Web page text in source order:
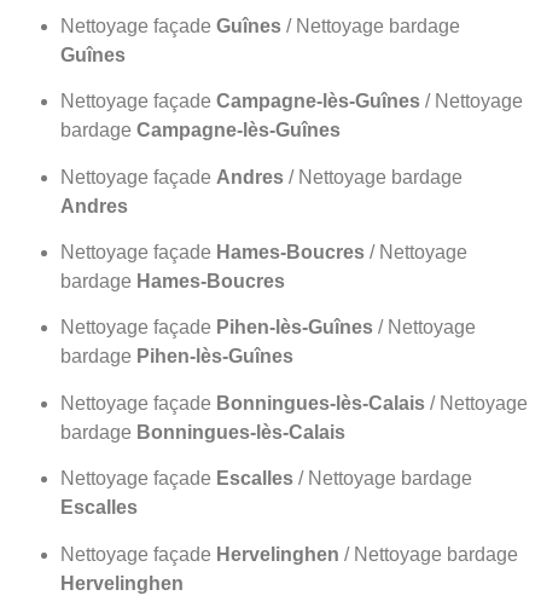
Nettoyage façade Guînes / Nettoyage bardage
Guînes
Nettoyage façade Campagne-lès-Guînes / Nettoyage
bardage Campagne-lès-Guînes
Nettoyage façade Andres / Nettoyage bardage
Andres
Nettoyage façade Hames-Boucres / Nettoyage
bardage Hames-Boucres
Nettoyage façade Pihen-lès-Guînes / Nettoyage
bardage Pihen-lès-Guînes
Nettoyage façade Bonningues-lès-Calais / Nettoyage
bardage Bonningues-lès-Calais
Nettoyage façade Escalles / Nettoyage bardage
Escalles
Nettoyage façade Hervelinghen / Nettoyage bardage
Hervelinghen